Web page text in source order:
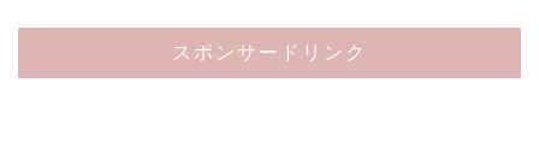
スポンサードリンク